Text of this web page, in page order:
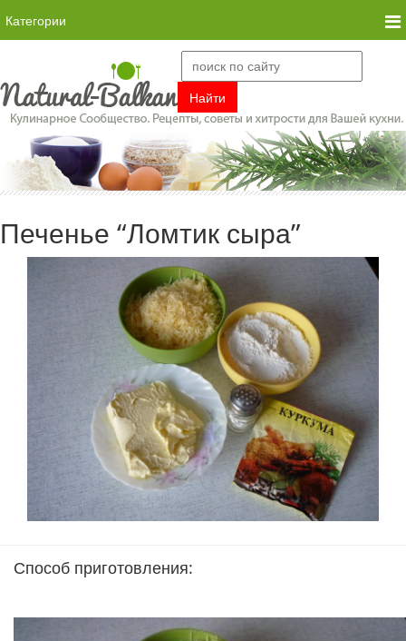
Категории
Печенье “Ломтик сыра”
Способ приготовления: